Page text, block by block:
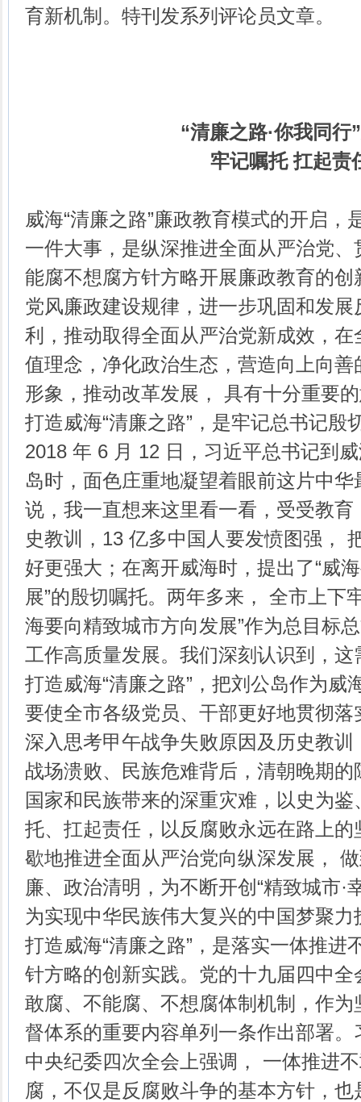
育新机制。特刊发系列评论员文章。
“清廉之路·你我同行
牢记嘱托 扛起责
威海“清廉之路”廉政教育模式的开启，
一件大事，是纵深推进全面从严治党
能腐不想腐方针方略开展廉政教育的
党风廉政建设规律，进一步巩固和发
利，推动取得全面从严治党新成效，
值理念，净化政治生态，营造向上向
形象，推动改革发展， 具有十分重要
打造威海“清廉之路”，是牢记总书记殷
2018 年 6 月 12 日，习近平总书记到
岛时，面色庄重地凝望着眼前这片中
说，我一直想来这里看一看，受受教
史教训，13 亿多中国人要发愤图强，
好更强大；在离开威海时，提出了“威
展”的殷切嘱托。两年多来， 全市上下
海要向精致城市方向发展”作为总目标
工作高质量发展。我们深刻认识到，
打造威海“清廉之路”，把刘公岛作为威
要使全市各级党员、干部更好地贯彻
深入思考甲午战争失败原因及历史教
战场溃败、民族危难背后，清朝晚期
国家和民族带来的深重灾难，以史为
托、扛起责任，以反腐败永远在路上
歇地推进全面从严治党向纵深发展，
廉、政治清明，为不断开创“精致城市·
为实现中华民族伟大复兴的中国梦聚力
打造威海“清廉之路”，是落实一体推进
针方略的创新实践。党的十九届四中
敢腐、不能腐、不想腐体制机制，作
督体系的重要内容单列一条作出部署
中央纪委四次全会上强调， 一体推进
腐，不仅是反腐败斗争的基本方针，